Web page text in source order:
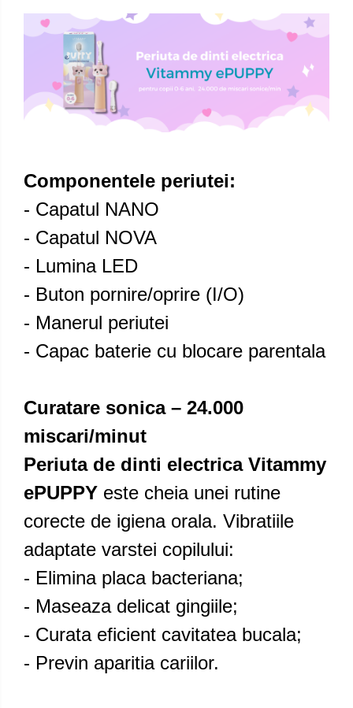
Componentele periutei:
- Capatul NANO
- Capatul NOVA
- Lumina LED
- Buton pornire/oprire (I/O)
- Manerul periutei
- Capac baterie cu blocare parentala
Curatare sonica – 24.000
miscari/minut
Periuta de dinti electrica Vitammy
ePUPPY este cheia unei rutine
corecte de igiena orala. Vibratiile
adaptate varstei copilului:
- Elimina placa bacteriana;
- Maseaza delicat gingiile;
- Curata eficient cavitatea bucala;
- Previn aparitia cariilor.